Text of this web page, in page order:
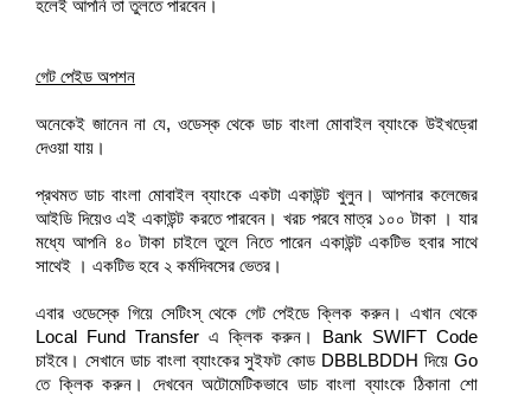
হলেই আপনি তা তুলতে পারবেন।
গেট পেইড অপশন
অনেকেই জানেন না যে, ওডেস্ক থেকে ডাচ বাংলা মোবাইল ব্যাংকে উইখড্রো
দেওয়া যায়।
প্রথমত ডাচ বাংলা মোবাইল ব্যাংকে একটা একাউন্ট খুলুন। আপনার কলেজের
আইডি দিয়েও এই একাউন্ট করতে পারবেন। খরচ পরবে মাত্র ১০০ টাকা । যার
মধ্যে আপনি ৪০ টাকা চাইলে তুলে নিতে পারেন একাউন্ট একটিভ হবার সাথে
সাথেই । একটিভ হবে ২ কর্মদিবসের ভেতর।
এবার ওডেস্কে গিয়ে সেটিংস্‌ থেকে গেট পেইডে ক্লিক করুন। এখান থেকে
Local Fund Transfer এ ক্লিক করুন। Bank SWIFT Code
চাইবে। সেখানে ডাচ বাংলা ব্যাংকের সুইফট কোড DBBLBDDH দিয়ে Go
তে ক্লিক করুন। দেখবেন অটোমেটিকভাবে ডাচ বাংলা ব্যাংকে ঠিকানা শো